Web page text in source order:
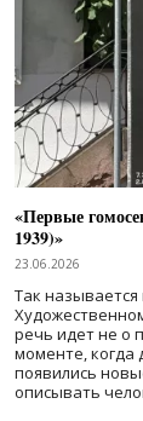
«Первые
1939)»
23.06.2026
Так
речь идет не о
моменте, когда
появились
описывать